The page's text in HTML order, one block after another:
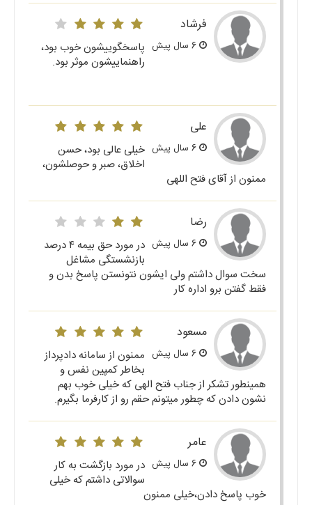
فرشاد
پاسخگوییشون خوب بود،
راهنماییشون موثر بود.
علی
خیلی عالی بود، حسن
اخلاق، صبر و حوصلشون،
ممنون از آقای فتح اللهی
رضا
در مورد حق بیمه ۴ درصد
بازنشستگی مشاغل
سخت سوال داشتم ولی ایشون نتونستن پاسخ بدن و
فقط گفتن برو اداره کار
مسعود
ممنون از سامانه دادپرداز
بخاطر کمپین نفس و
همینطور تشکر از جناب فتح الهی که خیلی خوب بهم
نشون دادن که چطور میتونم حقم رو از کارفرما بگیرم.
عامر
در مورد بازگشت به کار
سوالاتی داشتم که خیلی
خوب پاسخ دادن،خیلی ممنون